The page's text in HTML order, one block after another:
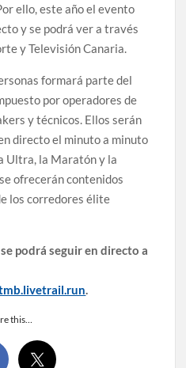
ello, este año el evento
y se podrá ver a través
y Televisión Canaria.
formará parte del
por operadores de
y técnicos. Ellos serán
directo el minuto a minuto
Ultra, la Maratón y la
ofrecerán contenidos
los corredores élite
podrá seguir en directo a
.
this…